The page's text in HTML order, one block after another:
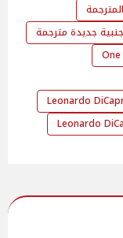
جديدة مترجمة
Leonardo
Leonardo